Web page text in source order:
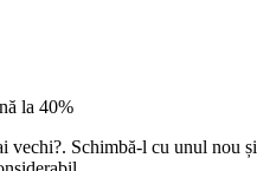
la 40%
vechi?. Schimbă-l cu unul nou și